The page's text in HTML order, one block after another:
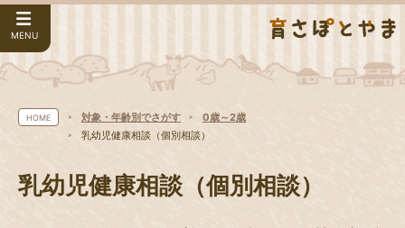
MENU
HOME 対象・年齢別でさがす
0歳～2歳
乳幼児健康相談（個別相談）
乳幼児健康相談（個別相談）